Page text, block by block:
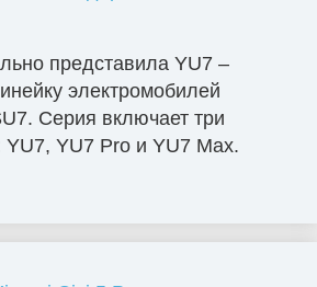
представила YU7 –
электромобилей
Серия включает три
YU7 Pro и YU7 Max.